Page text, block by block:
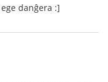
danĝera :]